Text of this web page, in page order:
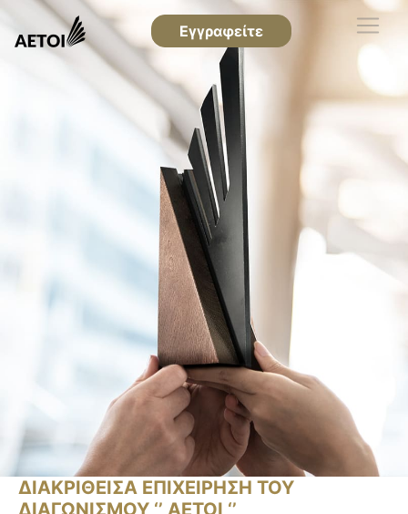
Εγγραφείτε
ΔΙΑΚΡΙΘΕΙΣΑ ΕΠΙΧΕΙΡΗΣΗ ΤΟΥ
ΔΙΑΓΩΝΙΣΜΟΥ ‘’ ΑΕΤΟΙ ‘’